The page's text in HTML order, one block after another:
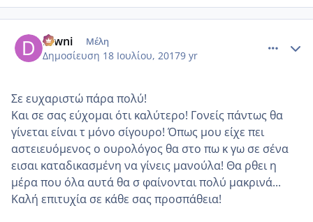
Diwni Μέλη
Δημοσίευση 18 Ιουλίου, 20179 yr
Σε ευχαριστώ πάρα πολύ!
Και σε σας εύχομαι ότι καλύτερο! Γονείς πάντως θα
γίνεται είναι τ μόνο σίγουρο! Όπως μου είχε πει
αστειευόμενος ο ουρολόγος θα στο πω κ γω σε σένα
εισαι καταδικασμένη να γίνεις μανούλα! Θα ρθει η
μέρα που όλα αυτά θα σ φαίνονται πολύ μακρινά...
Καλή επιτυχία σε κάθε σας προσπάθεια!